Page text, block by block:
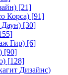
[21]
Корса) [91]
Даун) [30]
Гир) [6]
[90]
[128]
Дизайнс)